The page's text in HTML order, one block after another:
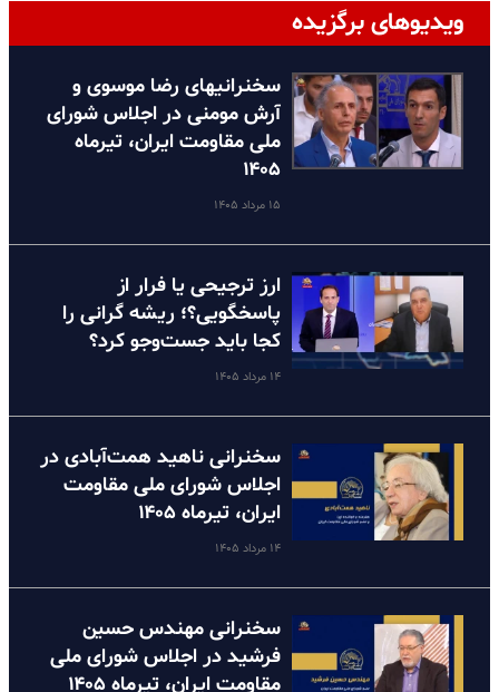
ویدیوهای برگزیده
سخنرانیهای رضا موسوی و
آرش مومنی در اجلاس شورای
ملی مقاومت ایران، تیرماه
۱۴۰۵
۱۵ مرداد ۱۴۰۵
ارز ترجیحی یا فرار از
پاسخگویی؟؛ ریشه گرانی را
کجا باید جست‌وجو کرد؟
۱۴ مرداد ۱۴۰۵
سخنرانی ناهید همت‌آبادی در
اجلاس شورای ملی مقاومت
ایران، تیرماه ۱۴۰۵
۱۴ مرداد ۱۴۰۵
سخنرانی مهندس حسین
فرشید در اجلاس شورای ملی
مقاومت ایران، تیرماه ۱۴۰۵